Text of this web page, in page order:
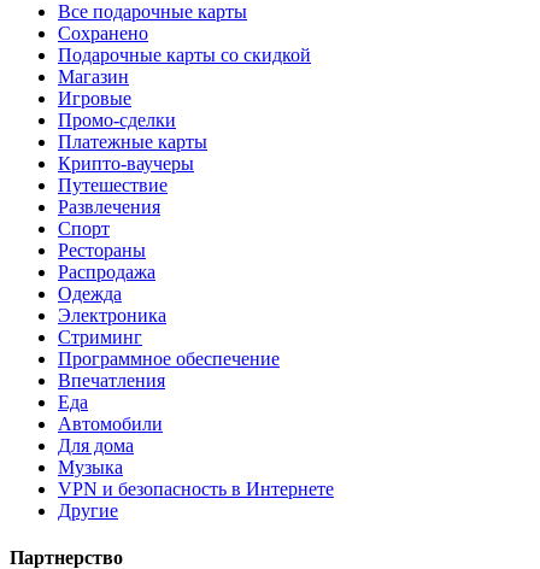
Все подарочные карты
Сохранено
Подарочные карты со скидкой
Магазин
Игровые
Промо-сделки
Платежные карты
Крипто-ваучеры
Путешествие
Развлечения
Спорт
Рестораны
Распродажа
Одежда
Электроника
Стриминг
Программное обеспечение
Впечатления
Еда
Автомобили
Для дома
Музыка
VPN и безопасность в Интернете
Другие
Партнерство